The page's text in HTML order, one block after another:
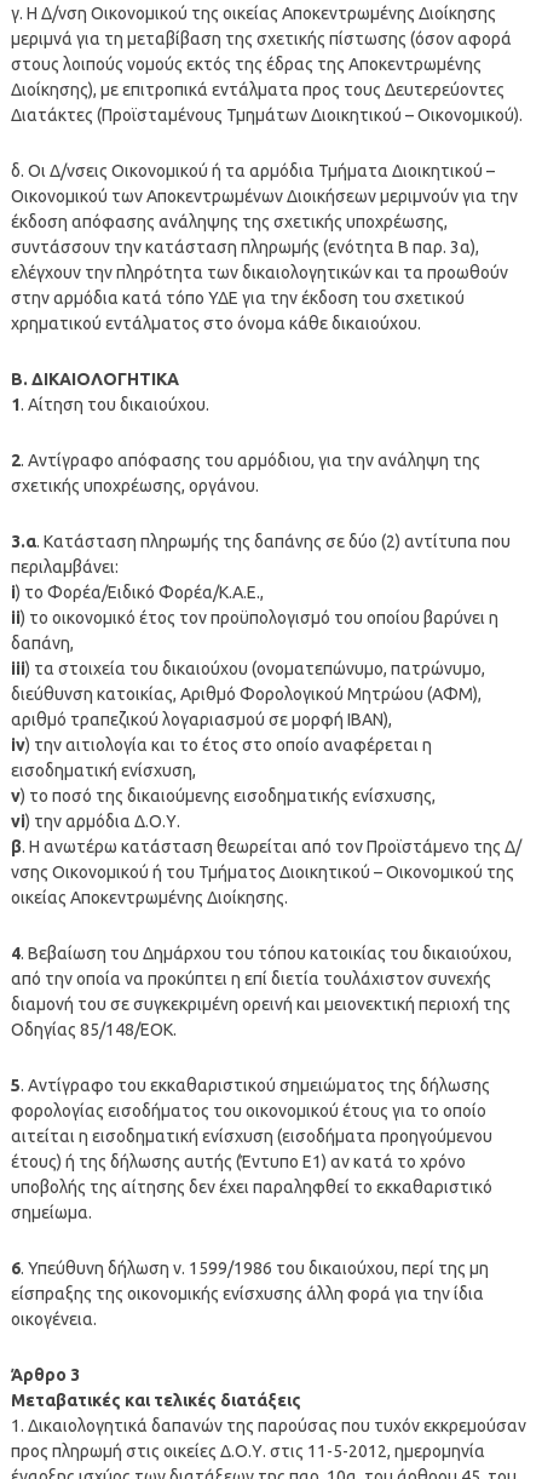
γ. Η Δ/νση Οικονομικού της οικείας Αποκεντρωμένης Διοίκησης
μεριμνά για τη μεταβίβαση της σχετικής πίστωσης (όσον αφορά
στους λοιπούς νομούς εκτός της έδρας της Αποκεντρωμένης
Διοίκησης), με επιτροπικά εντάλματα προς τους Δευτερεύοντες
Διατάκτες (Προϊσταμένους Τμημάτων Διοικητικού – Οικονομικού).
δ. Οι Δ/νσεις Οικονομικού ή τα αρμόδια Τμήματα Διοικητικού –
Οικονομικού των Αποκεντρωμένων Διοικήσεων μεριμνούν για την
έκδοση απόφασης ανάληψης της σχετικής υποχρέωσης,
συντάσσουν την κατάσταση πληρωμής (ενότητα Β παρ. 3α),
ελέγχουν την πληρότητα των δικαιολογητικών και τα προωθούν
στην αρμόδια κατά τόπο ΥΔΕ για την έκδοση του σχετικού
χρηματικού εντάλματος στο όνομα κάθε δικαιούχου.
Β. ΔΙΚΑΙΟΛΟΓΗΤΙΚΑ
1. Αίτηση του δικαιούχου.
2. Αντίγραφο απόφασης του αρμόδιου, για την ανάληψη της
σχετικής υποχρέωσης, οργάνου.
3.α. Κατάσταση πληρωμής της δαπάνης σε δύο (2) αντίτυπα που
περιλαμβάνει:
i) το Φορέα/Ειδικό Φορέα/Κ.Α.Ε.,
ii) το οικονομικό έτος τον προϋπολογισμό του οποίου βαρύνει η
δαπάνη,
iii) τα στοιχεία του δικαιούχου (ονοματεπώνυμο, πατρώνυμο,
διεύθυνση κατοικίας, Αριθμό Φορολογικού Μητρώου (ΑΦΜ),
αριθμό τραπεζικού λογαριασμού σε μορφή ΙΒΑΝ),
iν) την αιτιολογία και το έτος στο οποίο αναφέρεται η
εισοδηματική ενίσχυση,
ν) το ποσό της δικαιούμενης εισοδηματικής ενίσχυσης,
νi) την αρμόδια Δ.Ο.Υ.
β. Η ανωτέρω κατάσταση θεωρείται από τον Προϊστάμενο της Δ/
νσης Οικονομικού ή του Τμήματος Διοικητικού – Οικονομικού της
οικείας Αποκεντρωμένης Διοίκησης.
4. Βεβαίωση του Δημάρχου του τόπου κατοικίας του δικαιούχου,
από την οποία να προκύπτει η επί διετία τουλάχιστον συνεχής
διαμονή του σε συγκεκριμένη ορεινή και μειονεκτική περιοχή της
Οδηγίας 85/148/ΕΟΚ.
5. Αντίγραφο του εκκαθαριστικού σημειώματος της δήλωσης
φορολογίας εισοδήματος του οικονομικού έτους για το οποίο
αιτείται η εισοδηματική ενίσχυση (εισοδήματα προηγούμενου
έτους) ή της δήλωσης αυτής (Έντυπο Ε1) αν κατά το χρόνο
υποβολής της αίτησης δεν έχει παραληφθεί το εκκαθαριστικό
σημείωμα.
6. Υπεύθυνη δήλωση ν. 1599/1986 του δικαιούχου, περί της μη
είσπραξης της οικονομικής ενίσχυσης άλλη φορά για την ίδια
οικογένεια.
Άρθρο 3
Μεταβατικές και τελικές διατάξεις
1. Δικαιολογητικά δαπανών της παρούσας που τυχόν εκκρεμούσαν
προς πληρωμή στις οικείες Δ.Ο.Υ. στις 11-5-2012, ημερομηνία